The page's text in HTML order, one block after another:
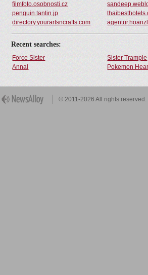
filmfoto.osobnosti.cz
penguin.tantin.jp
directory.yourartsncrafts.com
Recent searches:
Force Sister Sister Trample
Annal
Pokemon
© 2011-2026 All rights reserved.